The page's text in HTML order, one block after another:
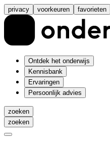
privacy voorkeuren favorieten
Ontdek het onderwijs
Kennisbank
Ervaringen
Persoonlijk advies
zoeken
zoeken